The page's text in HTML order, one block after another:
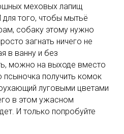
меховых лапищ
того, чтобы мытьё
собаку этому нужно
загнать ничего не
в ванну и без
можно на выходе вместо
псыночка получить комок
луговыми цветами
в этом ужасном
И только попробуйте